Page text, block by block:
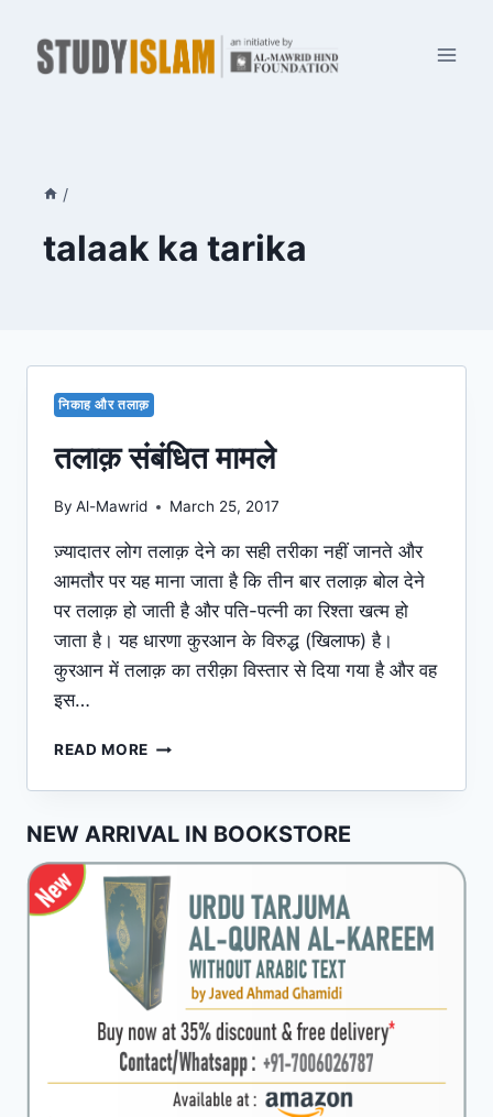
content
/
talaak ka tarika
निकाह और तलाक़
तलाक़ संबंधित मामले
By Al-Mawrid March 25, 2017
ज़्यादातर लोग तलाक़ देने का सही तरीका नहीं जानते और
आमतौर पर यह माना जाता है कि तीन बार तलाक़ बोल देने
पर तलाक़ हो जाती है और पति-पत्नी का रिश्ता खत्म हो
जाता है। यह धारणा कुरआन के विरुद्ध (खिलाफ) है।
कुरआन में तलाक़ का तरीक़ा विस्तार से दिया गया है और वह
इस…
READ MORE तलाक़
मामले
NEW ARRIVAL IN BOOKSTORE